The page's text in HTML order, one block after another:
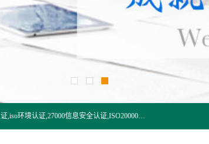
杭州贝安企业管理有限公司:iso咨询,杭州ISO认证,iso认证咨询,国军标认证,iso环境认证,27000信息安全认证,ISO20000信息技术认证,口罩检测报告,32610检测报告,CCRC认证,ISO50001认证,ITSS认证,两化融合认证,出口口罩检测报告等认证代理服务,本公司有近10年的体系咨询经验,能业务覆盖范围南到海南三亚北到新疆阿克苏.